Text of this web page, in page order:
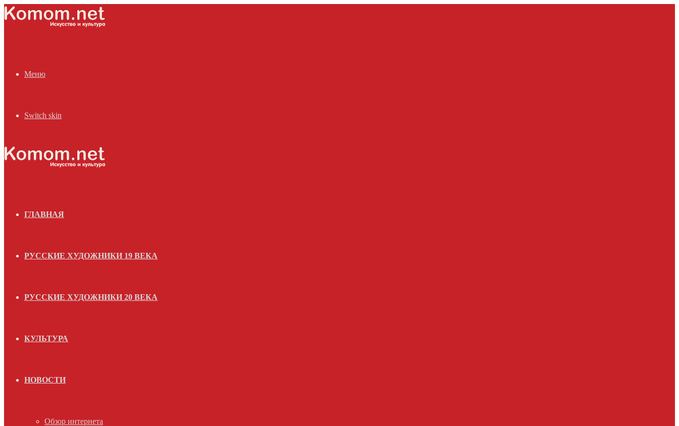
Меню
Switch skin
ГЛАВНАЯ
РУССКИЕ ХУДОЖНИКИ 19 ВЕКА
РУССКИЕ ХУДОЖНИКИ 20 ВЕКА
КУЛЬТУРА
НОВОСТИ
Обзор интернета